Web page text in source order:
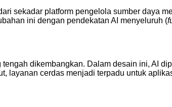
sekadar platform pengelola sumber daya
ini dengan pendekatan AI menyeluruh (
dikembangkan. Dalam desain ini, AI
layanan cerdas menjadi terpadu untuk